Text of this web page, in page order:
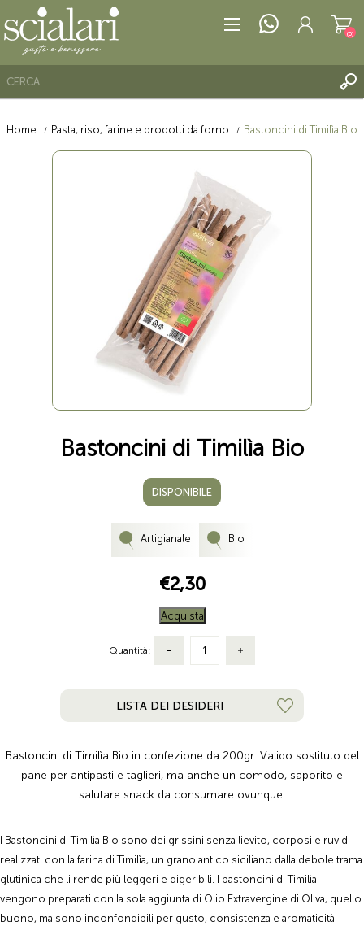
(0)
Home Pasta, riso, farine e prodotti da forno Bastoncini di Timilìa Bio
Bastoncini di Timilìa Bio
DISPONIBILE
Artigianale Bio
€2,30
Acquista
Quantità:
LISTA DEI DESIDERI
Bastoncini di Timilìa Bio in confezione da 200gr. Valido sostituto del
pane per antipasti e taglieri, ma anche un comodo, saporito e
salutare snack da consumare ovunque.
I Bastoncini di Timilìa Bio sono dei grissini senza lievito, corposi e ruvidi
realizzati con la farina di Timilìa, un grano antico siciliano dalla debole trama
glutinica che li rende più leggeri e digeribili. I bastoncini di Timilìa
vengono preparati con la sola aggiunta di Olio Extravergine di Oliva, quello
buono, ma sono inconfondibili per gusto, consistenza e aromaticità